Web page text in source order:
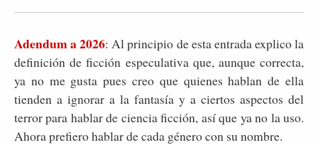
Adendum a 2026: Al principio de esta entrada explico la
definición de ficción especulativa que, aunque correcta,
ya no me gusta pues creo que quienes hablan de ella
tienden a ignorar a la fantasía y a ciertos aspectos del
terror para hablar de ciencia ficción, así que ya no la uso.
Ahora prefiero hablar de cada género con su nombre.